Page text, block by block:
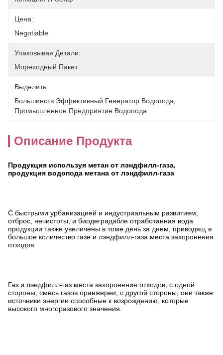
Цена:
Negotiable
Упаковывая Детали:
Мореходный Пакет
Выделить:
Большинств Эффективный Генератор Водопода
Промышленное Предприятие Водопода
Описание Продукта
Продукция используя метан от лэндфилл-газа,
продукция водопода метана от лэндфилл-газа
С быстрыми урбанизацией и индустриальным развитием,
отброс, нечистоты, и биодеградабле отработанная вода
продукции также увеличены в томе день за днем, приводящ в
большое количество газе и лэндфилл-газа места захоронения
отходов.
Газ и лэндфилл-газ места захоронения отходов, с одной
стороны, смесь газов оранжереи; с другой стороны, они также
источники энергии способные к возрождению, которые
высокого многоразового значения.